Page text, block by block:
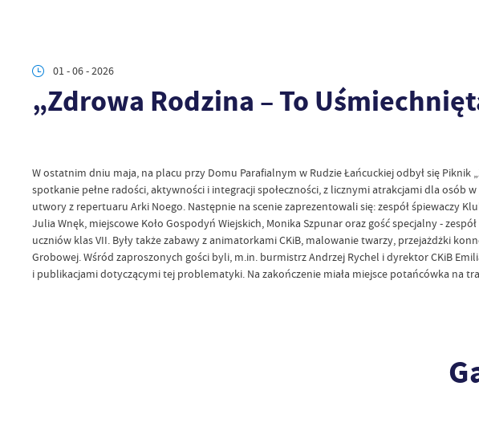
01 - 06 - 2026
„Zdrowa Rodzina – To
W ostatnim dniu maja, na placu przy Domu Parafialnym w Rudzie Łańcuckiej odbył się
spotkanie pełne radości, aktywności i integracji społeczności, z licznymi atrakcjami dla osób
utwory z repertuaru Arki Noego. Następnie na scenie zaprezentowali się: zespół śpiewaczy
Julia Wnęk, miejscowe Koło Gospodyń Wiejskich, Monika Szpunar oraz gość specjalny -
uczniów klas VII. Były także zabawy z animatorkami CKiB, malowanie twarzy, przejażdżki
Grobowej. Wśród zaproszonych gości byli, m.in. burmistrz Andrzej Rychel i dyrektor CKiB
i publikacjami dotyczącymi tej problematyki. Na zakończenie miała miejsce potańcówka na